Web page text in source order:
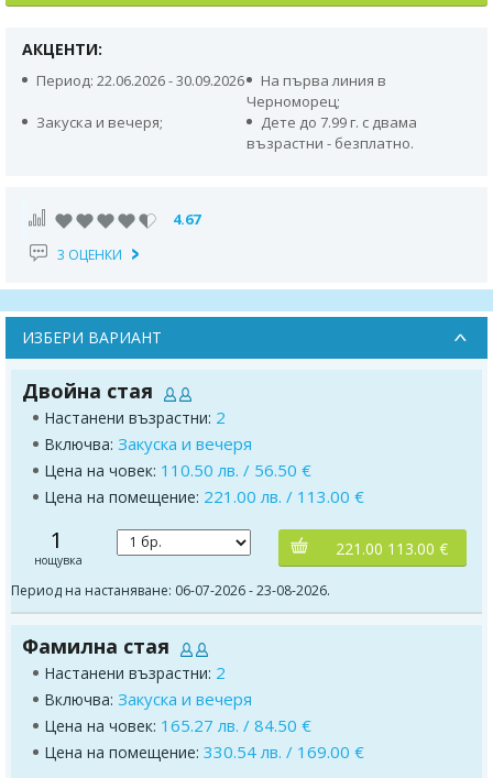
АКЦЕНТИ:
Период: 22.06.2026 - 30.09.2026
На първа линия в
Черноморец;
Закуска и вечеря;
Дете до 7.99 г. с двама
възрастни - безплатно.
4.67
3 ОЦЕНКИ
ИЗБЕРИ ВАРИАНТ
Двойна стая
Настанени възрастни: 2
Включва: Закуска и вечеря
Цена на човек: 110.50 лв. / 56.50 €
Цена на помещение: 221.00 лв. / 113.00 €
1
нощувка
221.00 113.00 €
Период на настаняване: 06-07-2026 - 23-08-2026.
Фамилна стая
Настанени възрастни: 2
Включва: Закуска и вечеря
Цена на човек: 165.27 лв. / 84.50 €
Цена на помещение: 330.54 лв. / 169.00 €